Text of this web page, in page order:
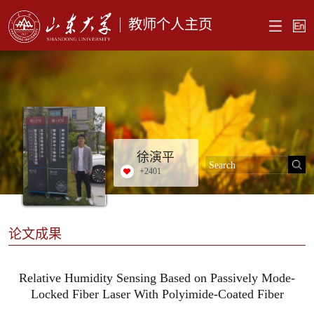
教师个人主页
徐演平
+2401
论文成果
Relative Humidity Sensing Based on Passively Mode-
Locked Fiber Laser With Polyimide-Coated Fiber